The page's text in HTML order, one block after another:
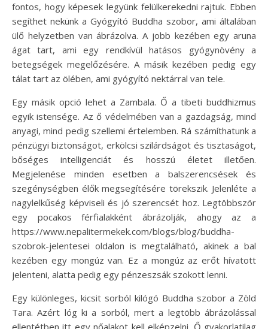
fontos, hogy képesek legyünk felülkerekedni rajtuk. Ebben
segíthet nekünk a Gyógyító Buddha szobor, ami általában
ülő helyzetben van ábrázolva. A jobb kezében egy aruna
ágat tart, ami egy rendkívül hatásos gyógynövény a
betegségek megelőzésére. A másik kezében pedig egy
tálat tart az ölében, ami gyógyító nektárral van tele.
Egy másik opció lehet a Zambala. Ő a tibeti buddhizmus
egyik istensége. Az ő védelmében van a gazdagság, mind
anyagi, mind pedig szellemi értelemben. Rá számíthatunk a
pénzügyi biztonságot, erkölcsi szilárdságot és tisztaságot,
bőséges intelligenciát és hosszú életet illetően.
Megjelenése minden esetben a balszerencsések és
szegénységben élők megsegítésére törekszik. Jelenléte a
nagylelkűség képviseli és jó szerencsét hoz. Legtöbbször
egy pocakos férfialakként ábrázolják, ahogy az a
https://www.nepalitermekek.com/blogs/blog/buddha-
szobrok-jelentesei oldalon is megtalálható, akinek a bal
kezében egy mongúz van. Ez a mongúz az erőt hívatott
jelenteni, alatta pedig egy pénzeszsák szokott lenni.
Egy különleges, kicsit sorból kilógó Buddha szobor a Zöld
Tara. Azért lóg ki a sorból, mert a legtöbb ábrázolással
ellentétben itt egy nőalakot kell elképzelni. Ő gyakorlatilag